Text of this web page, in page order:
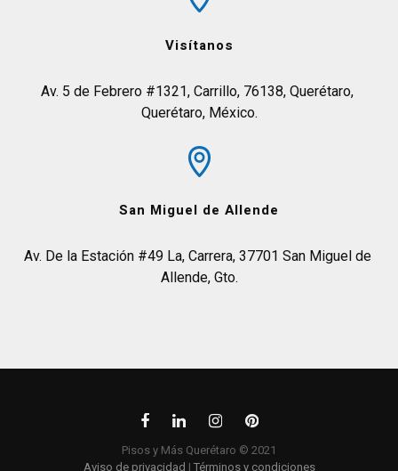
Visítanos
Av. 5 de Febrero #1321, Carrillo, 76138, Querétaro,
Querétaro, México.
San Miguel de Allende
Av. De la Estación #49 La, Carrera, 37701 San Miguel de
Allende, Gto.
Pisos y Más Querétaro © 2021
Aviso de privacidad | Términos y condiciones